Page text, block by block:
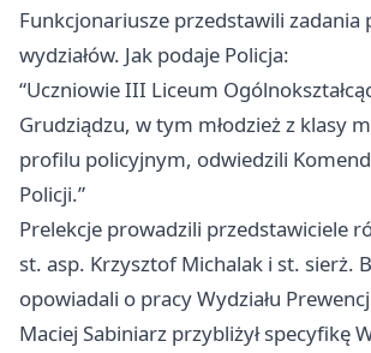
Funkcjonariusze przedstawili zadania
wydziałów. Jak podaje Policja:
“Uczniowie III Liceum
Grudziądzu, w tym młodzież z klasy
profilu policyjnym, odwiedzili
Policji.”
Prelekcje prowadzili przedstawiciele
st. asp. Krzysztof Michalak i st. sierż.
opowiadali o pracy Wydziału
Maciej Sabiniarz przybliżył specyfikę